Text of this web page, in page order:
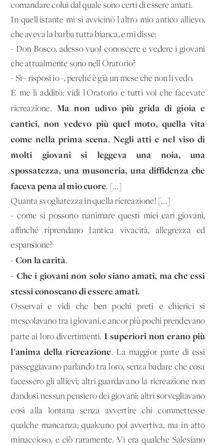
comandare colui dal quale sono certi di essere amati.
In quell'istante mi si avvicinò l'altro mio antico allievo,
che aveva la barba tutta bianca, e mi disse:
- Don Bosco, adesso vuoI conoscere e vedere i giovani
che attualmente sono nell'Oratorio?
- Sì - risposi io -, perché è già un mese che non li vedo.
E me li additò: vidi l'Oratorio e tutti voi che facevate
ricreazione. Ma non udivo più grida di gioia e
cantici, non vedevo più quel moto, quella vita
come nella prima scena. Negli atti e nel viso di
molti giovani si leggeva una noia, una
spossatezza, una musoneria, una diffidenza che
faceva pena al mio cuore. [...]
Quanta svogliatezza in quella ricreazione! [...]
- come si possono rianimare questi miei cari giovani,
affinché riprendano l'antica vivacità, allegrezza ed
espansione?
- Con la carità.
- Che i giovani non solo siano amati, ma che essi
stessi conoscano di essere amati.
Osservai e vidi che ben pochi preti e chierici si
mescolavano tra i giovani, e ancor più pochi prendevano
parte ai loro divertimenti.I superiori non erano più
l'anima della ricreazione. La maggior parte di essi
passeggiavano parlando tra loro, senza badare che cosa
facessero gli allievi; altri guardavano la ricreazione non
dandosi nessun pensiero dei giovani; altri sorvegliavano
così alla lontana senza avvertire chi commettesse
qualche mancanza; qualcuno poi avvertiva, ma in atto
minaccioso, e ciò raramente. Vi era qualche Salesiano